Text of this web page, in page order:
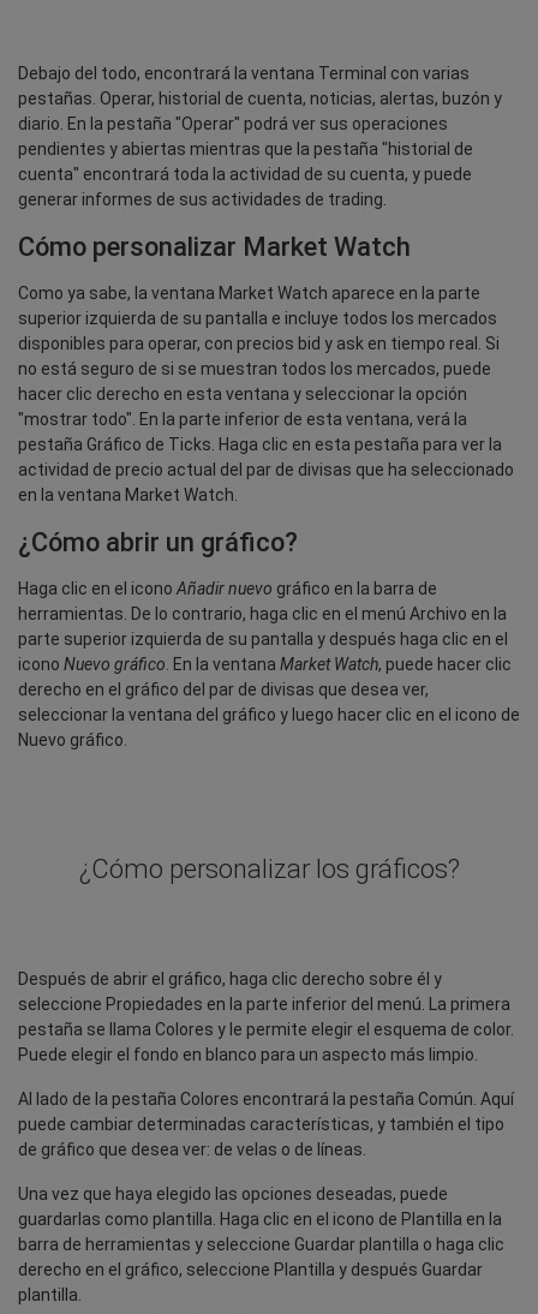
Debajo del todo, encontrará la ventana Terminal con varias
pestañas. Operar, historial de cuenta, noticias, alertas, buzón y
diario. En la pestaña "Operar" podrá ver sus operaciones
pendientes y abiertas mientras que la pestaña "historial de
cuenta" encontrará toda la actividad de su cuenta, y puede
generar informes de sus actividades de trading.
Cómo personalizar Market Watch
Como ya sabe, la ventana Market Watch aparece en la parte
superior izquierda de su pantalla e incluye todos los mercados
disponibles para operar, con precios bid y ask en tiempo real. Si
no está seguro de si se muestran todos los mercados, puede
hacer clic derecho en esta ventana y seleccionar la opción
"mostrar todo". En la parte inferior de esta ventana, verá la
pestaña Gráfico de Ticks. Haga clic en esta pestaña para ver la
actividad de precio actual del par de divisas que ha seleccionado
en la ventana Market Watch.
¿Cómo abrir un gráfico?
Haga clic en el iconoAñadir nuevo gráfico en la barra de
herramientas. De lo contrario, haga clic en el menú Archivo en la
parte superior izquierda de su pantalla y después haga clic en el
icono Nuevo gráfico. En la ventana Market Watch, puede hacer clic
derecho en el gráfico del par de divisas que desea ver,
seleccionar la ventana del gráfico y luego hacer clic en el icono de
Nuevo gráfico.
¿Cómo personalizar los gráficos?
Después de abrir el gráfico, haga clic derecho sobre él y
seleccione Propiedades en la parte inferior del menú. La primera
pestaña se llama Colores y le permite elegir el esquema de color.
Puede elegir el fondo en blanco para un aspecto más limpio.
Al lado de la pestaña Colores encontrará la pestaña Común. Aquí
puede cambiar determinadas características, y también el tipo
de gráfico que desea ver: de velas o de líneas.
Una vez que haya elegido las opciones deseadas, puede
guardarlas como plantilla. Haga clic en el icono de Plantilla en la
barra de herramientas y seleccione Guardar plantilla o haga clic
derecho en el gráfico, seleccione Plantilla y después Guardar
plantilla.